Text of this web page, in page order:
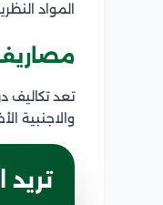
المواد
تعد تكاليف
والاجنبية
تريد